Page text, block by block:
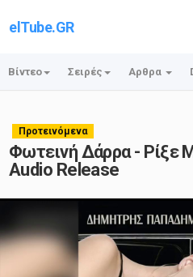
elTube.GR
Βίντεο Σειρές Αρθρα
Προτεινόμενα
Φωτεινή Δάρρα - Ρίξε
Audio Release